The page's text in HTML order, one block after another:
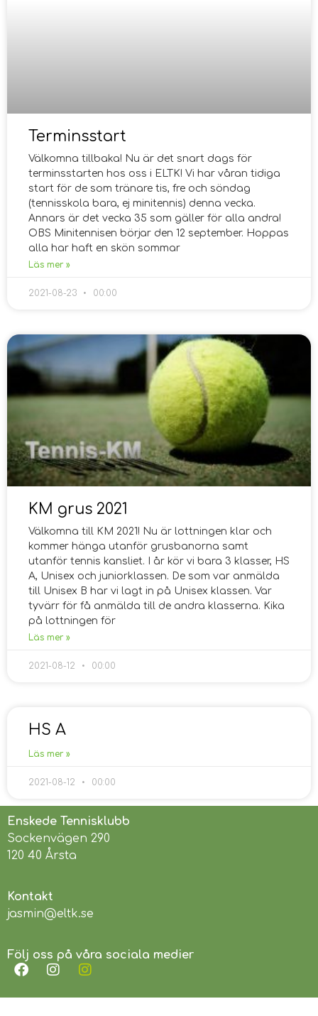
Terminsstart
Välkomna tillbaka! Nu är det snart dags för
terminsstarten hos oss i ELTK! Vi har våran tidiga
start för de som tränare tis, fre och söndag
(tennisskola bara, ej minitennis) denna vecka.
Annars är det vecka 35 som gäller för alla andra!
OBS Minitennisen börjar den 12 september. Hoppas
alla har haft en skön sommar
Läs mer »
2021-08-23 00:00
KM grus 2021
Välkomna till KM 2021! Nu är lottningen klar och
kommer hänga utanför grusbanorna samt
utanför tennis kansliet. I år kör vi bara 3 klasser, HS
A, Unisex och juniorklassen. De som var anmälda
till Unisex B har vi lagt in på Unisex klassen. Var
tyvärr för få anmälda till de andra klasserna. Kika
på lottningen för
Läs mer »
2021-08-12 00:00
HS A
Läs mer »
2021-08-12 00:00
Enskede Tennisklubb
Sockenvägen 290
120 40 Årsta
Kontakt
jasmin@eltk.se
Följ oss på våra sociala medier